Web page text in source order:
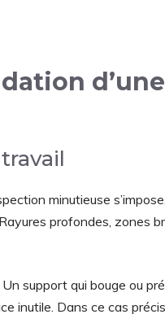
minutieuse s’impose.
profondes, zones
support qui bouge ou
inutile. Dans ce cas